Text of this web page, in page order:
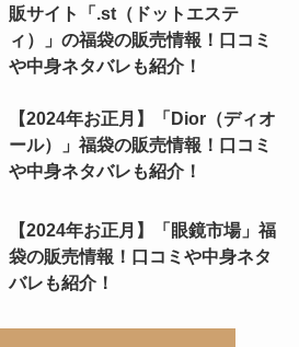
販サイト「.st（ドットエステ
ィ）」の福袋の販売情報！口コミ
や中身ネタバレも紹介！
【2024年お正月】「Dior（ディオ
ール）」福袋の販売情報！口コミ
や中身ネタバレも紹介！
【2024年お正月】「眼鏡市場」福
袋の販売情報！口コミや中身ネタ
バレも紹介！